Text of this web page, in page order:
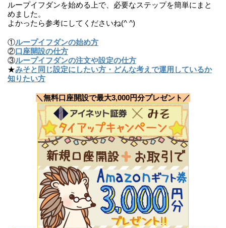
ループイフダンを始める上で、必要なステップを簡単にまと
めました。
よかったら参考にしてくださいね(^ ^)
①ループイフダンの始め方
②口座開設の仕方
③ループイフダンの注文や設定の仕方
★みそと同じ設定にしたい方・どんな考えで運用しているか
知りたい方
＼無料口座開設で最大3,000円分プレゼント／